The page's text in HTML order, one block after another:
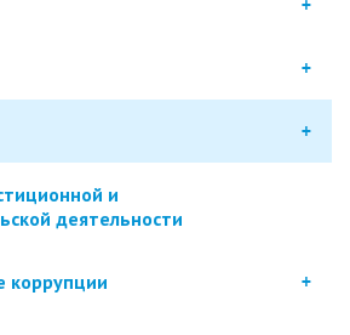
и
деятельности
коррупции